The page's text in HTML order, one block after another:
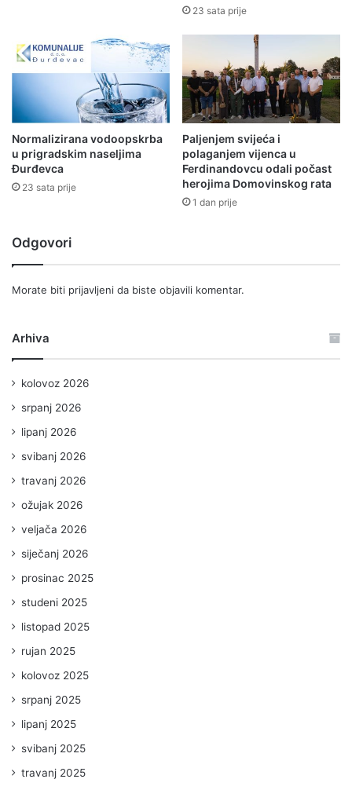
23 sata prije
Normalizirana vodoopskrba
u prigradskim naseljima
Đurđevca
23 sata prije
Paljenjem svijeća i
polaganjem vijenca u
Ferdinandovcu odali počast
herojima Domovinskog rata
1 dan prije
Odgovori
Morate biti prijavljeni da biste objavili komentar.
Arhiva
kolovoz 2026
srpanj 2026
lipanj 2026
svibanj 2026
travanj 2026
ožujak 2026
veljača 2026
siječanj 2026
prosinac 2025
studeni 2025
listopad 2025
rujan 2025
kolovoz 2025
srpanj 2025
lipanj 2025
svibanj 2025
travanj 2025